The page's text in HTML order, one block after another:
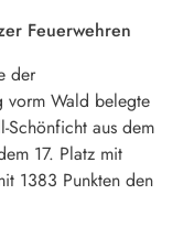
Feuerwehren
der
vorm Wald belegte
Schönficht aus dem
17. Platz mit
1383 Punkten den